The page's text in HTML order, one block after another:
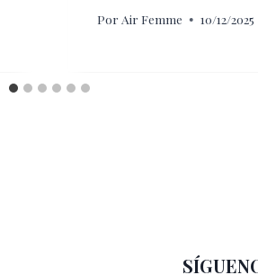
Por Air Femme 10/12/2025